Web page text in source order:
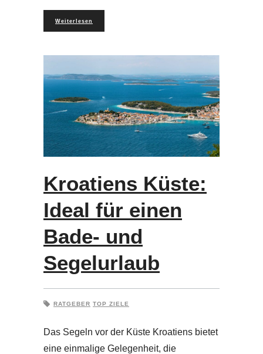
Weiterlesen
Kroatiens Küste:
Ideal für einen
Bade- und
Segelurlaub
RATGEBER TOP ZIELE
Das Segeln vor der Küste Kroatiens bietet
eine einmalige Gelegenheit, die